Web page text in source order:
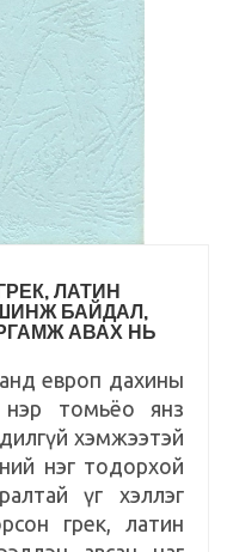
ЛАТИН
БАЙДАЛ,
АВАХ НЬ
европ дахины
нэр томьёо янз
хэмжээтэй
нэг тодорхой
үг хэллэг
грек, латин